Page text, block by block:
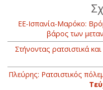
ΕΕ-Ισπανία-Μαρόκο:
βάρος των
Στήνοντας ρατσιστικά
Πλεύρης: Ρατσιστικός